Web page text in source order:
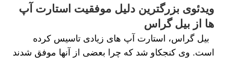
ویدئوی بزرگترین دلیل موفقیت استارت آپ
ها از بیل گراس
بیل گراس، استارت‌ آپ‌ های زیادی تاسیس کرده
است. وی کنجکاو شد که چرا بعضی از آنها موفق شدند